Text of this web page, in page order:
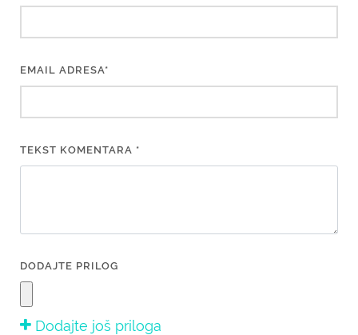
EMAIL ADRESA*
TEKST KOMENTARA *
DODAJTE PRILOG
Dodajte još priloga